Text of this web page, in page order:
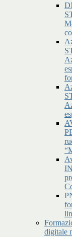
digitale